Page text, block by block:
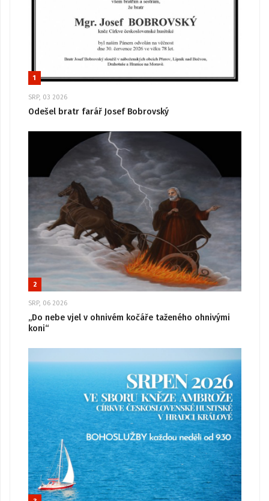
1
SRP, 03 2026
Odešel bratr farář Josef Bobrovský
2
SRP, 06 2026
„Do nebe vjel v ohnivém kočáře taženého ohnivými
koni“